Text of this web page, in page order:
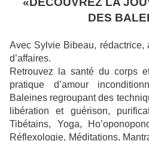
DES
Avec Sylvie Bibeau, rédactrice,
d’affaires.
Retrouvez la santé du corps
pratique d’amour
Baleines regroupant des
libération et guérison,
Tibétains, Yoga,
Réflexologie, Méditations,